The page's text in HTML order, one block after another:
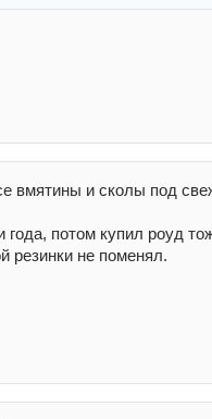
вмятины и сколы под
потом купил роуд
резинки не поменял.